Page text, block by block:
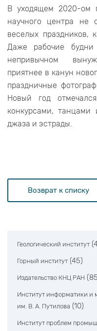
В уходящем 2020-ом
научного центра не
веселых праздников,
Даже рабочие
непривычном
приятнее в канун
праздничные
Новый год
конкурсами,
джаза и эстрады.
Возврат к списку
Геологический институт
Горный институт (45)
Издательство КНЦ РАН
Институт информатики и
им. В. А. Путилова (10)
Институт проблем